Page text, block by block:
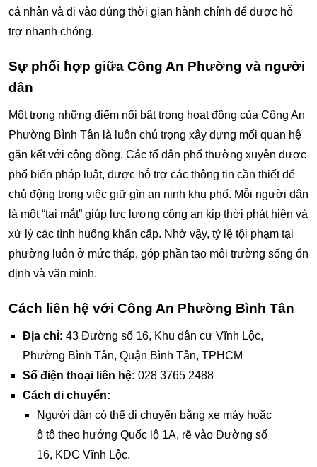
cá nhân và đi vào đúng thời gian hành chính để được hỗ
trợ nhanh chóng.
Sự phối hợp giữa Công An Phường và người
dân
Một trong những điểm nổi bật trong hoạt động của Công An
Phường Bình Tân là luôn chú trọng xây dựng mối quan hệ
gắn kết với cộng đồng. Các tổ dân phố thường xuyên được
phổ biến pháp luật, được hỗ trợ các thông tin cần thiết để
chủ động trong việc giữ gìn an ninh khu phố. Mỗi người dân
là một “tai mắt” giúp lực lượng công an kịp thời phát hiện và
xử lý các tình huống khẩn cấp. Nhờ vậy, tỷ lệ tội phạm tại
phường luôn ở mức thấp, góp phần tạo môi trường sống ổn
định và văn minh.
Cách liên hệ với Công An Phường Bình Tân
Địa chỉ: 43 Đường số 16, Khu dân cư Vĩnh Lộc,
Phường Bình Tân, Quận Bình Tân, TPHCM
Số điện thoại liên hệ: 028 3765 2488
Cách di chuyển:
Người dân có thể di chuyển bằng xe máy hoặc
ô tô theo hướng Quốc lộ 1A, rẽ vào Đường số
16, KDC Vĩnh Lộc.